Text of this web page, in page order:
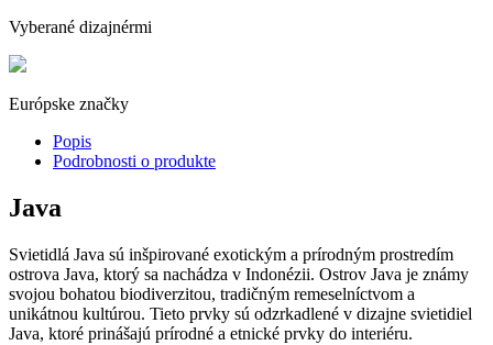
Vyberané dizajnérmi
Európske značky
Popis
Podrobnosti o produkte
Java
Svietidlá Java sú inšpirované exotickým a prírodným prostredím
ostrova Java, ktorý sa nachádza v Indonézii. Ostrov Java je známy
svojou bohatou biodiverzitou, tradičným remeselníctvom a
unikátnou kultúrou. Tieto prvky sú odzrkadlené v dizajne svietidiel
Java, ktoré prinášajú prírodné a etnické prvky do interiéru.